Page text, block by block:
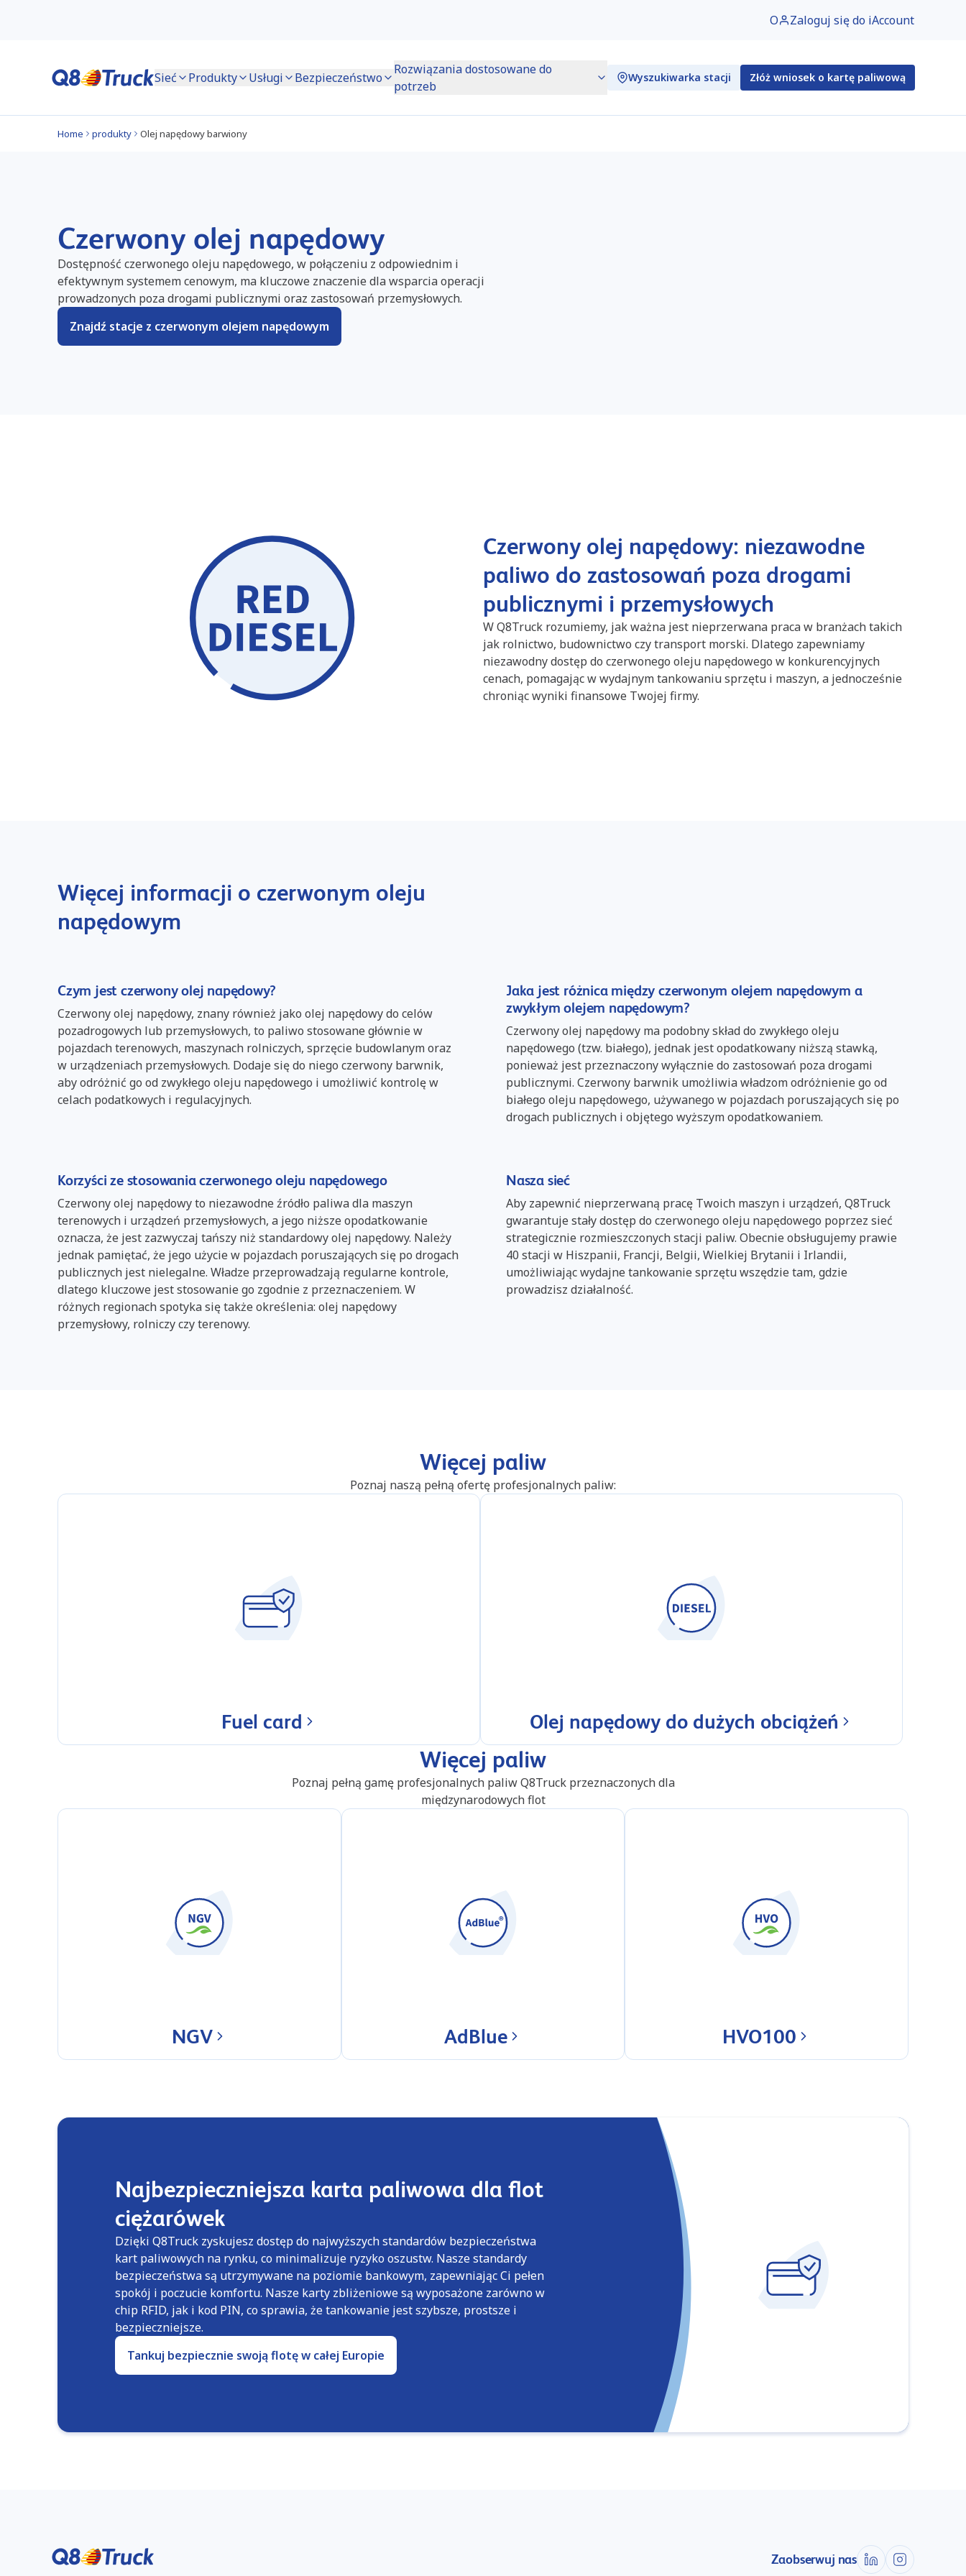
O Zaloguj się do iAccount
Sieć Produkty Usługi Bezpieczeństwo
Rozwiązania dostosowane do
potrzeb
Wyszukiwarka stacji Złóż wniosek o kartę paliwową
Home produkty Olej napędowy barwiony
Czerwony olej napędowy
Dostępność czerwonego oleju napędowego, w połączeniu z odpowiednim i
efektywnym systemem cenowym, ma kluczowe znaczenie dla wsparcia operacji
prowadzonych poza drogami publicznymi oraz zastosowań przemysłowych.
Znajdź stacje z czerwonym olejem napędowym
Czerwony olej napędowy: niezawodne
paliwo do zastosowań poza drogami
publicznymi i przemysłowych
W Q8Truck rozumiemy, jak ważna jest nieprzerwana praca w branżach takich
jak rolnictwo, budownictwo czy transport morski. Dlatego zapewniamy
niezawodny dostęp do czerwonego oleju napędowego w konkurencyjnych
cenach, pomagając w wydajnym tankowaniu sprzętu i maszyn, a jednocześnie
chroniąc wyniki finansowe Twojej firmy.
Więcej informacji o czerwonym oleju
napędowym
Czym jest czerwony olej napędowy?
Czerwony olej napędowy, znany również jako olej napędowy do celów
pozadrogowych lub przemysłowych, to paliwo stosowane głównie w
pojazdach terenowych, maszynach rolniczych, sprzęcie budowlanym oraz
w urządzeniach przemysłowych. Dodaje się do niego czerwony barwnik,
aby odróżnić go od zwykłego oleju napędowego i umożliwić kontrolę w
celach podatkowych i regulacyjnych.
Jaka jest różnica między czerwonym olejem napędowym a
zwykłym olejem napędowym?
Czerwony olej napędowy ma podobny skład do zwykłego oleju
napędowego (tzw. białego), jednak jest opodatkowany niższą stawką,
ponieważ jest przeznaczony wyłącznie do zastosowań poza drogami
publicznymi. Czerwony barwnik umożliwia władzom odróżnienie go od
białego oleju napędowego, używanego w pojazdach poruszających się po
drogach publicznych i objętego wyższym opodatkowaniem.
Korzyści ze stosowania czerwonego oleju napędowego
Czerwony olej napędowy to niezawodne źródło paliwa dla maszyn
terenowych i urządzeń przemysłowych, a jego niższe opodatkowanie
oznacza, że jest zazwyczaj tańszy niż standardowy olej napędowy. Należy
jednak pamiętać, że jego użycie w pojazdach poruszających się po drogach
publicznych jest nielegalne. Władze przeprowadzają regularne kontrole,
dlatego kluczowe jest stosowanie go zgodnie z przeznaczeniem. W
różnych regionach spotyka się także określenia: olej napędowy
przemysłowy, rolniczy czy terenowy.
Nasza sieć
Aby zapewnić nieprzerwaną pracę Twoich maszyn i urządzeń, Q8Truck
gwarantuje stały dostęp do czerwonego oleju napędowego poprzez sieć
strategicznie rozmieszczonych stacji paliw. Obecnie obsługujemy prawie
40 stacji w Hiszpanii, Francji, Belgii, Wielkiej Brytanii i Irlandii,
umożliwiając wydajne tankowanie sprzętu wszędzie tam, gdzie
prowadzisz działalność.
Więcej paliw
Poznaj naszą pełną ofertę profesjonalnych paliw:
Fuel card Olej napędowy do dużych obciążeń
Więcej paliw
Poznaj pełną gamę profesjonalnych paliw Q8Truck przeznaczonych dla
międzynarodowych flot
NGV AdBlue HVO100
Najbezpieczniejsza karta paliwowa dla flot
ciężarówek
Dzięki Q8Truck zyskujesz dostęp do najwyższych standardów bezpieczeństwa
kart paliwowych na rynku, co minimalizuje ryzyko oszustw. Nasze standardy
bezpieczeństwa są utrzymywane na poziomie bankowym, zapewniając Ci pełen
spokój i poczucie komfortu. Nasze karty zbliżeniowe są wyposażone zarówno w
chip RFID, jak i kod PIN, co sprawia, że tankowanie jest szybsze, prostsze i
bezpieczniejsze.
Tankuj bezpiecznie swoją flotę w całej Europie
Zaobserwuj nas